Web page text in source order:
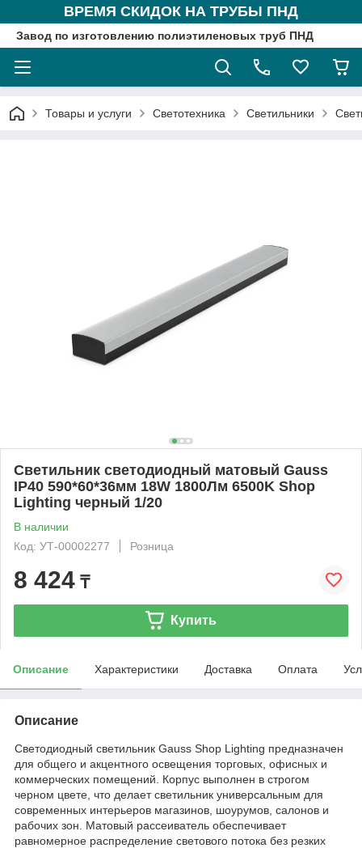
ВРЕМЯ СКИДОК НА ТРУБЫ ПНД
Завод по изготовлению полиэтиленовых труб ПНД
Товары и услуги Светотехника Светильники
Светильник светодиодный матовый Gauss
IP40 590*60*36мм 18W 1800Лм 6500K Shop
Lighting черный 1/20
В наличии
Код: УТ-00002277
Розница
8 424 ₸
Купить
Описание Характеристики Доставка Оплата
Описание
Светодиодный светильник Gauss Shop Lighting предназначен
для общего и акцентного освещения торговых, офисных и
коммерческих помещений. Корпус выполнен в строгом
черном цвете, что делает светильник универсальным для
современных интерьеров магазинов, шоурумов, салонов и
рабочих зон. Матовый рассеиватель обеспечивает
равномерное распределение светового потока без резких